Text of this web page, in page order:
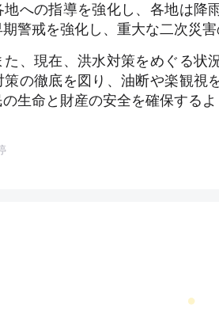
地への指導を強化し、各地は降
警戒を強化し、重大な二次災
、現在、洪水対策をめぐる状
策の徹底を図り、油断や楽観視
生命と財産の安全を確保する